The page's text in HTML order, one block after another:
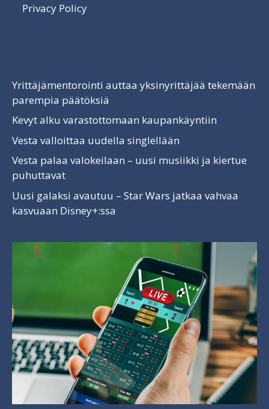
Privacy Policy
Yrittäjämentorointi auttaa yksinyrittäjää tekemään
parempia päätöksiä
Kevyt alku varastottomaan kaupankäyntiin
Vesta valloittaa uudella singlellään
Vesta palaa valokeilaan – uusi musiikki ja kiertue
puhuttavat
Uusi galaksi avautuu – Star Wars jatkaa vahvaa
kasvuaan Disney+:ssa